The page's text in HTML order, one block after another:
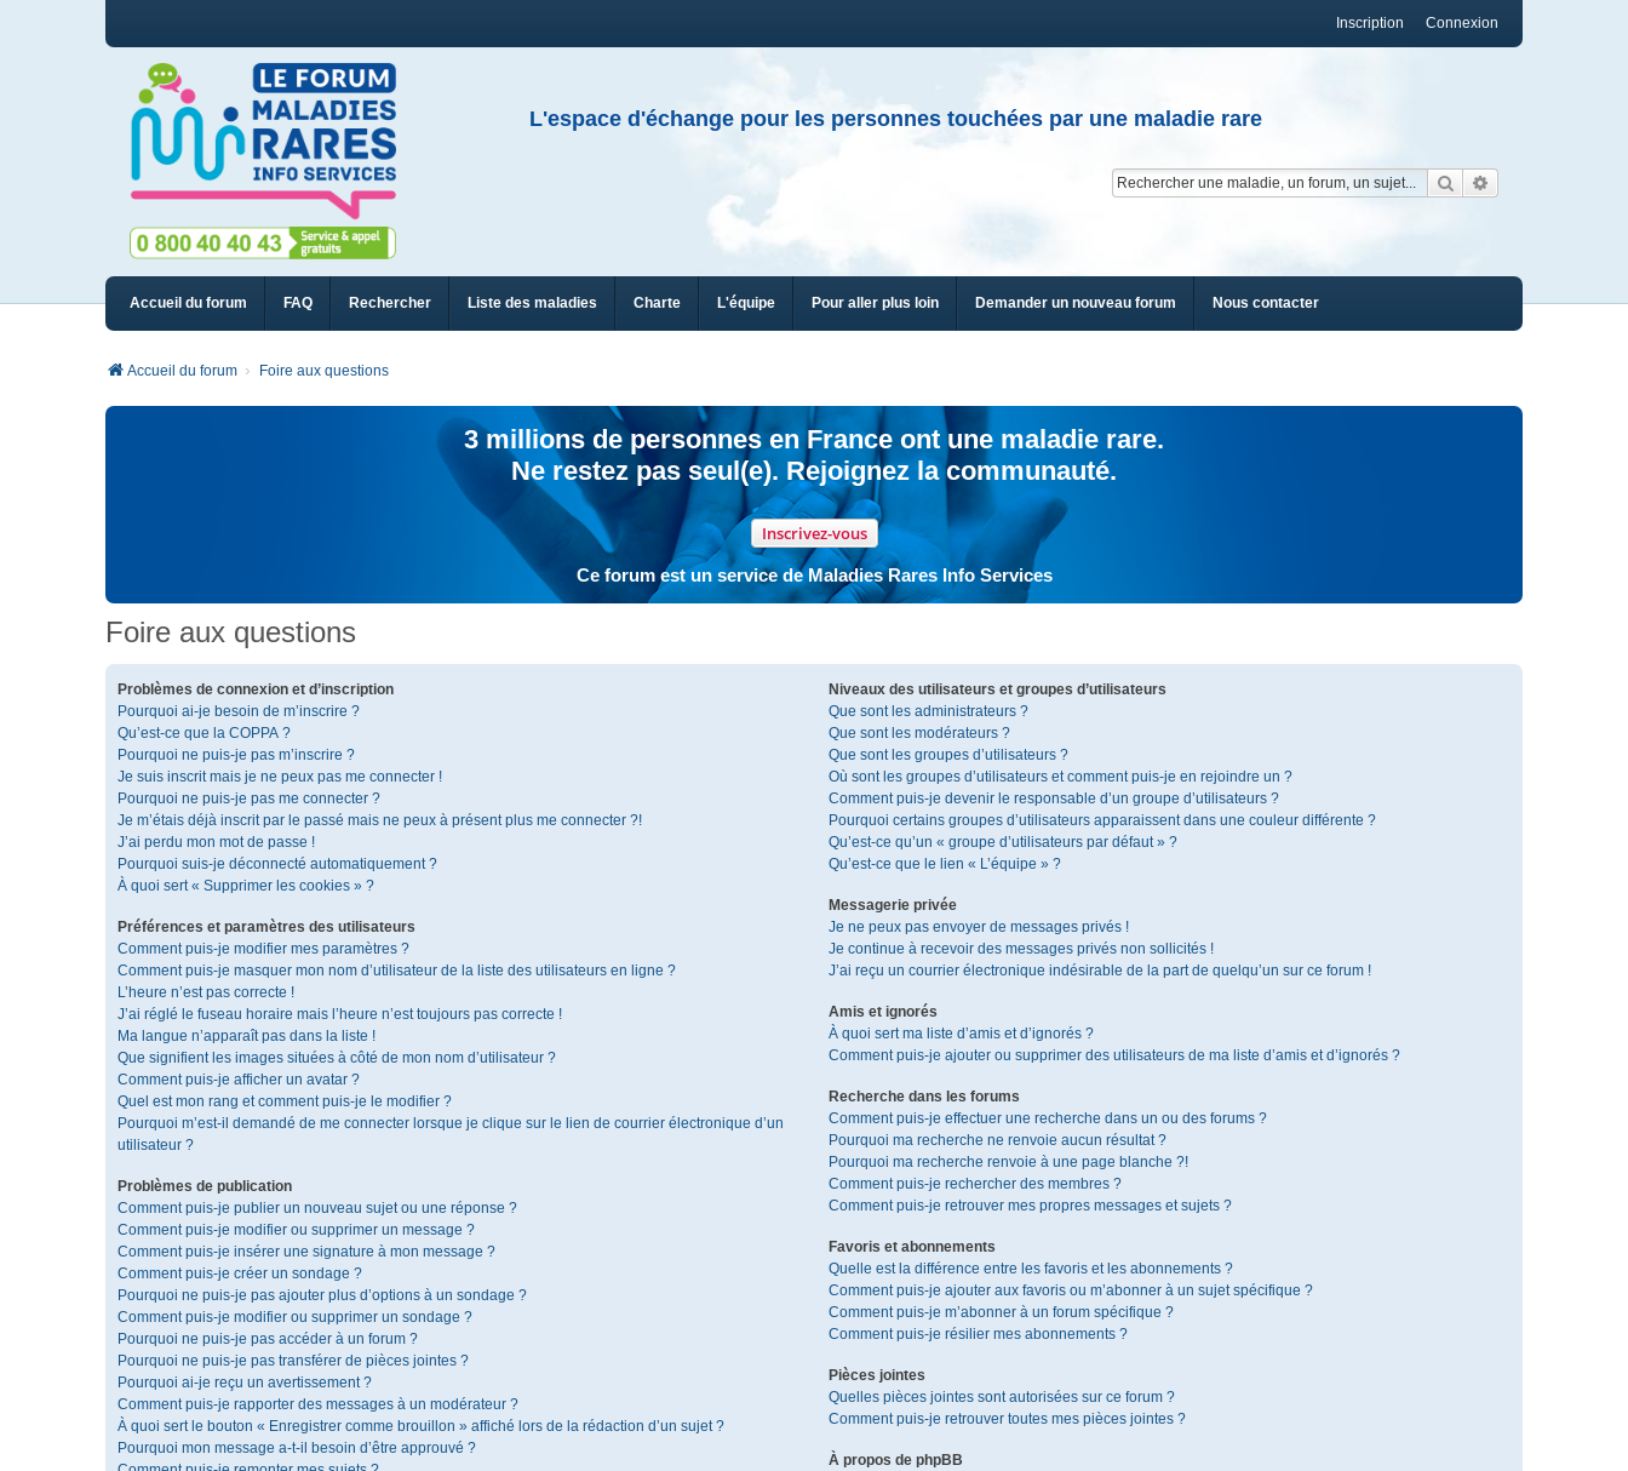
Connexion
Inscription
L'espace d'échange pour les personnes touchées par une maladie rare
Rechercher
Accueil du forum FAQ Rechercher Liste des maladies Charte L'équipe Pour aller plus loin Demander un nouveau forum Nous contacter
Accueil du forum Foire aux questions
3 millions de personnes en France ont une maladie rare.
Ne restez pas seul(e). Rejoignez la communauté.
Inscrivez-vous
Ce forum est un service de Maladies Rares Info Services
Foire aux questions
Problèmes de connexion et d’inscription
Pourquoi ai-je besoin de m’inscrire ?
Qu’est-ce que la COPPA ?
Pourquoi ne puis-je pas m’inscrire ?
Je suis inscrit mais je ne peux pas me connecter !
Pourquoi ne puis-je pas me connecter ?
Je m’étais déjà inscrit par le passé mais ne peux à présent plus me connecter ?!
J’ai perdu mon mot de passe !
Pourquoi suis-je déconnecté automatiquement ?
À quoi sert « Supprimer les cookies » ?
Préférences et paramètres des utilisateurs
Comment puis-je modifier mes paramètres ?
Comment puis-je masquer mon nom d’utilisateur de la liste des utilisateurs en ligne ?
L’heure n’est pas correcte !
J’ai réglé le fuseau horaire mais l’heure n’est toujours pas correcte !
Ma langue n’apparaît pas dans la liste !
Que signifient les images situées à côté de mon nom d’utilisateur ?
Comment puis-je afficher un avatar ?
Quel est mon rang et comment puis-je le modifier ?
Pourquoi m’est-il demandé de me connecter lorsque je clique sur le lien de courrier électronique d’un
utilisateur ?
Problèmes de publication
Comment puis-je publier un nouveau sujet ou une réponse ?
Comment puis-je modifier ou supprimer un message ?
Comment puis-je insérer une signature à mon message ?
Comment puis-je créer un sondage ?
Pourquoi ne puis-je pas ajouter plus d’options à un sondage ?
Comment puis-je modifier ou supprimer un sondage ?
Pourquoi ne puis-je pas accéder à un forum ?
Pourquoi ne puis-je pas transférer de pièces jointes ?
Pourquoi ai-je reçu un avertissement ?
Comment puis-je rapporter des messages à un modérateur ?
À quoi sert le bouton « Enregistrer comme brouillon » affiché lors de la rédaction d’un sujet ?
Pourquoi mon message a-t-il besoin d’être approuvé ?
Niveaux des utilisateurs et groupes d’utilisateurs
Que sont les administrateurs ?
Que sont les modérateurs ?
Que sont les groupes d’utilisateurs ?
Où sont les groupes d’utilisateurs et comment puis-je en rejoindre un ?
Comment puis-je devenir le responsable d’un groupe d’utilisateurs ?
Pourquoi certains groupes d’utilisateurs apparaissent dans une couleur différente ?
Qu’est-ce qu’un « groupe d’utilisateurs par défaut » ?
Qu’est-ce que le lien « L’équipe » ?
Messagerie privée
Je ne peux pas envoyer de messages privés !
Je continue à recevoir des messages privés non sollicités !
J’ai reçu un courrier électronique indésirable de la part de quelqu’un sur ce forum !
Amis et ignorés
À quoi sert ma liste d’amis et d’ignorés ?
Comment puis-je ajouter ou supprimer des utilisateurs de ma liste d’amis et d’ignorés ?
Recherche dans les forums
Comment puis-je effectuer une recherche dans un ou des forums ?
Pourquoi ma recherche ne renvoie aucun résultat ?
Pourquoi ma recherche renvoie à une page blanche ?!
Comment puis-je rechercher des membres ?
Comment puis-je retrouver mes propres messages et sujets ?
Favoris et abonnements
Quelle est la différence entre les favoris et les abonnements ?
Comment puis-je ajouter aux favoris ou m’abonner à un sujet spécifique ?
Comment puis-je m’abonner à un forum spécifique ?
Comment puis-je résilier mes abonnements ?
Pièces jointes
Quelles pièces jointes sont autorisées sur ce forum ?
Comment puis-je retrouver toutes mes pièces jointes ?
À propos de phpBB